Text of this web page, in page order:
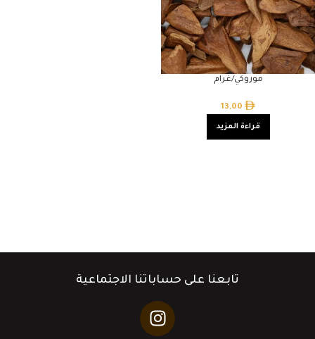
موروكي/غرام
13,00
قراءة المزيد
تابعنا على حساباتنا الاجتماعية